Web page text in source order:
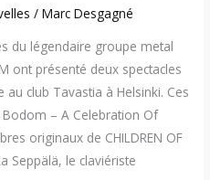
/Marc Desgagné
du légendaire groupe metal
ont présenté deux spectacles
club Tavastia à Helsinki. Ces
– A Celebration Of
originaux de CHILDREN OF
Seppälä, le claviériste